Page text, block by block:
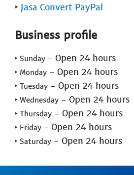
‣ Jasa Convert PayPal
Business profile
‣ Sunday - Open 24 hours
‣ Monday - Open 24 hours
‣ Tuesday - Open 24 hours
‣ Wednesday - Open 24 hours
‣ Thursday - Open 24 hours
‣ Friday - Open 24 hours
‣ Saturday - Open 24 hours